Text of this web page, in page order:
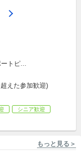
トピ...
えた参加歓迎)
シニア歓迎
もっと見る＞